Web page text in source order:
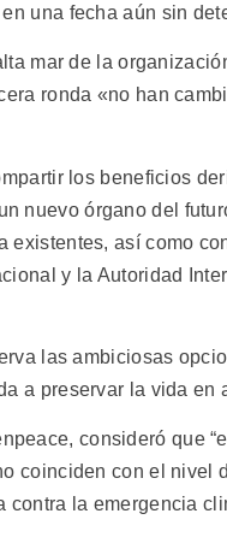
una fecha aún sin
mar de la
ronda «no han
los beneficios
nuevo órgano del
existentes, así como
y la Autoridad
las ambiciosas
a preservar la vida en
consideró que
coinciden con el nivel
contra la emergencia